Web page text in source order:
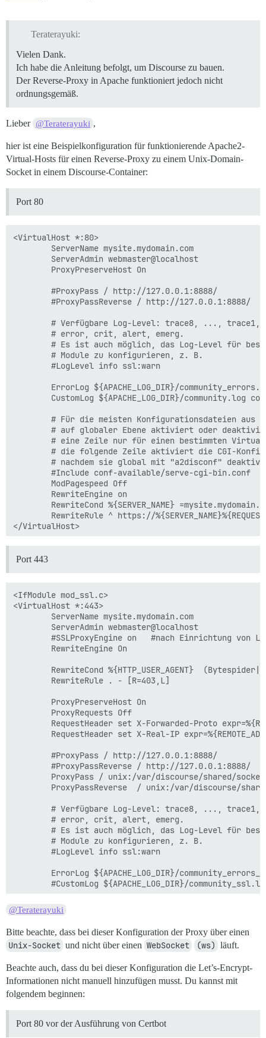
Teraterayuki:
Vielen Dank.
Ich habe die Anleitung befolgt, um Discourse zu bauen.
Der Reverse-Proxy in Apache funktioniert jedoch nicht
ordnungsgemäß.
Lieber @Teraterayuki ,
hier ist eine Beispielkonfiguration für funktionierende Apache2-
Virtual-Hosts für einen Reverse-Proxy zu einem Unix-Domain-
Socket in einem Discourse-Container:
Port 80
<VirtualHost *:80>
        ServerName mysite.mydomain.com
        ServerAdmin webmaster@localhost
        ProxyPreserveHost On
        #ProxyPass / http://127.0.0.1:8888/
        #ProxyPassReverse / http://127.0.0.1:8888/
# Verfügbare Log-Level: trace8, ..., trace1,
        # error, crit, alert, emerg.
# Es ist auch möglich, das Log-Level für
        # Module zu konfigurieren, z. B.
        #LogLevel info ssl:warn
ErrorLog ${APACHE_LOG_DIR}/
CustomLog ${APACHE_LOG_DIR}/community.log
# Für die meisten Konfigurationsdateien aus
# auf globaler Ebene aktiviert oder
# eine Zeile nur für einen bestimmten
# die folgende Zeile aktiviert die CGI-
# nachdem sie global mit "a2disconf"
        #Include conf-available/serve-cgi-bin.conf
        ModPagespeed Off
        RewriteEngine on
RewriteCond %{SERVER_NAME}
RewriteRule ^ https://
Port 443
<IfModule mod_ssl.c>
<VirtualHost *:443>
        ServerName mysite.mydomain.com
        ServerAdmin webmaster@localhost
#SSLProxyEngine on   #nach Einrichtung von
        RewriteEngine On
RewriteCond %{HTTP_USER_AGENT}
        RewriteRule . - [R=403,L]
        ProxyPreserveHost On
        ProxyRequests Off
RequestHeader set X-Forwarded-Proto
RequestHeader set X-Real-IP
        #ProxyPass / http://127.0.0.1:8888/
        #ProxyPassReverse / http://127.0.0.1:8888/
ProxyPass / unix:/var/discourse/shared/
ProxyPassReverse  / unix:/var/discourse/
# Verfügbare Log-Level: trace8, ..., trace1,
        # error, crit, alert, emerg.
# Es ist auch möglich, das Log-Level für
        # Module zu konfigurieren, z. B.
        #LogLevel info ssl:warn
ErrorLog ${APACHE_LOG_DIR}/
#CustomLog ${APACHE_LOG_DIR}/
# Für die meisten Konfigurationsdateien aus
# auf globaler Ebene aktiviert oder
# eine Zeile nur für einen bestimmten
# die folgende Zeile aktiviert die CGI-
# nachdem sie global mit "a2disconf"
        ModPagespeed Off
SSLCertificateFile /etc/letsencrypt/live/
SSLCertificateKeyFile /etc/letsencrypt/live/
Include /etc/letsencrypt/options-ssl-
@Teraterayuki
Bitte beachte, dass bei dieser Konfiguration der Proxy über einen
Unix-Socket und nicht über einen WebSocket (ws) läuft.
Beachte auch, dass du bei dieser Konfiguration die Let’s-Encrypt-
Informationen nicht manuell hinzufügen musst. Du kannst mit
folgendem beginnen:
Port 80 vor der Ausführung von Certbot